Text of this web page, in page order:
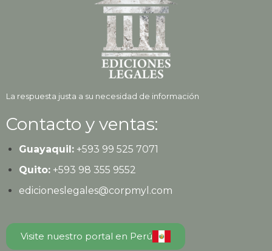
La respuesta justa a su necesidad de información
Contacto y ventas:
Guayaquil:+593 99 525 7071
Quito:+593 98 355 9552
edicioneslegales@corpmyl.com
Visite nuestro portal en Perú